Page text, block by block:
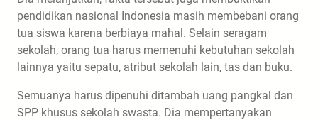
pendidikan nasional Indonesia masih membebani orang
tua siswa karena berbiaya mahal. Selain seragam
sekolah, orang tua harus memenuhi kebutuhan sekolah
lainnya yaitu sepatu, atribut sekolah lain, tas dan buku.
Semuanya harus dipenuhi ditambah uang pangkal dan
SPP khusus sekolah swasta. Dia mempertanyakan